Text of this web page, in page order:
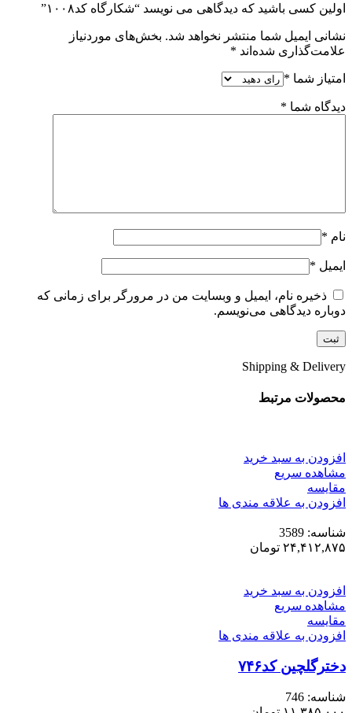
اولین کسی باشید که دیدگاهی می نویسد “شکارگاه کد۱۰۰۸”
نشانی ایمیل شما منتشر نخواهد شد. بخش‌های موردنیاز
علامت‌گذاری شده‌اند *
امتیاز شما *
دیدگاه شما *
نام *
ایمیل *
ذخیره نام، ایمیل و وبسایت من در مرورگر برای زمانی که
دوباره دیدگاهی می‌نویسم.
Shipping & Delivery
محصولات مرتبط
افزودن به سبد خرید
مشاهده سریع
مقایسه
افزودن به علاقه مندی ها
شناسه: 3589
۲۴,۴۱۲,۸۷۵ تومان
افزودن به سبد خرید
مشاهده سریع
مقایسه
افزودن به علاقه مندی ها
دخترگلچین کد۷۴۶
شناسه: 746